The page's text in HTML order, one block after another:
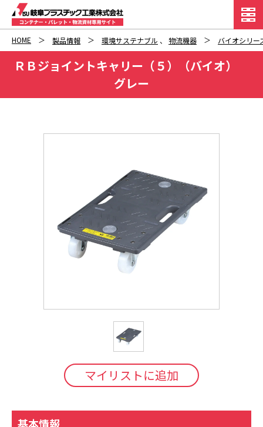
HOME 製品情報 環境サステナブル 、 物流機器 バイオシリー
ＲＢジョイントキャリー（５）（バイオ）
グレー
マイリストに追加
基本情報